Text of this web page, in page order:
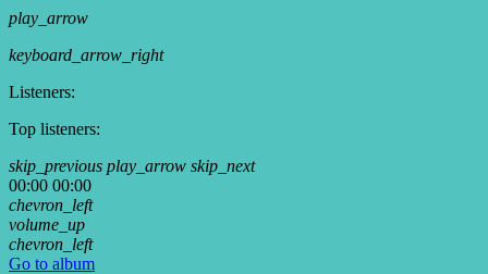
play_arrow
keyboard_arrow_right
Listeners:
Top listeners:
skip_previous play_arrow skip_next
00:00 00:00
chevron_left
volume_up
chevron_left
Go to album